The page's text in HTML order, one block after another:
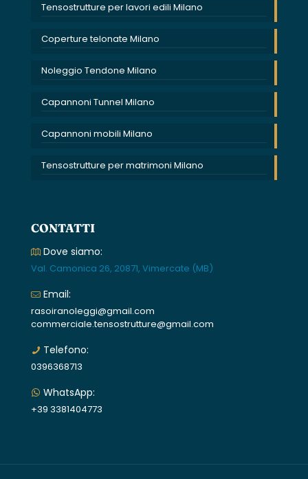
Tensostrutture per lavori edili Milano
Coperture telonate Milano
Noleggio Tendone Milano
Capannoni Tunnel Milano
Capannoni mobili Milano
Tensostrutture per matrimoni Milano
CONTATTI
Dove siamo:
Val. Camonica 26, 20871, Vimercate (MB)
Email:
rasoiranoleggi@gmail.com
commerciale.tensostrutture@gmail.com
Telefono:
0396368713
WhatsApp:
+39 3381404773